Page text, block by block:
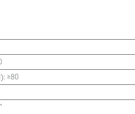
: ≥80